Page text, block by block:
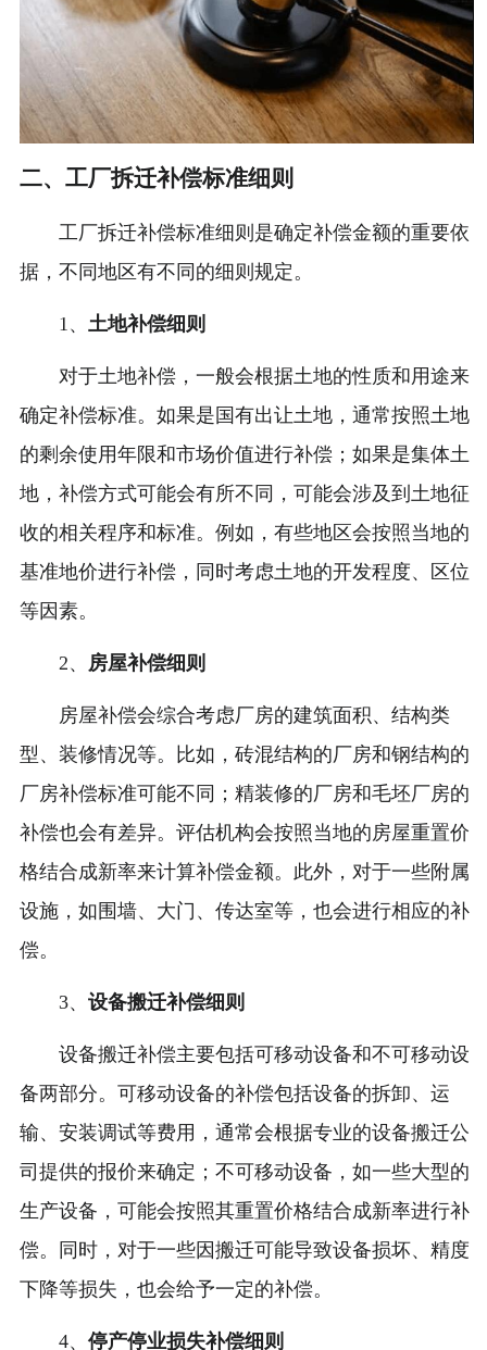
二、工厂拆迁补偿标准细则
工厂拆迁补偿标准细则是确定补偿金额的重要依
据，不同地区有不同的细则规定。
1、 土地补偿细则
对于土地补偿，一般会根据土地的性质和用途来
确定补偿标准。如果是国有出让土地，通常按照土地
的剩余使用年限和市场价值进行补偿；如果是集体土
地，补偿方式可能会有所不同，可能会涉及到土地征
收的相关程序和标准。例如，有些地区会按照当地的
基准地价进行补偿，同时考虑土地的开发程度、区位
等因素。
2、 房屋补偿细则
房屋补偿会综合考虑厂房的建筑面积、结构类
型、装修情况等。比如，砖混结构的厂房和钢结构的
厂房补偿标准可能不同；精装修的厂房和毛坯厂房的
补偿也会有差异。评估机构会按照当地的房屋重置价
格结合成新率来计算补偿金额。此外，对于一些附属
设施，如围墙、大门、传达室等，也会进行相应的补
偿。
3、 设备搬迁补偿细则
设备搬迁补偿主要包括可移动设备和不可移动设
备两部分。可移动设备的补偿包括设备的拆卸、运
输、安装调试等费用，通常会根据专业的设备搬迁公
司提供的报价来确定；不可移动设备，如一些大型的
生产设备，可能会按照其重置价格结合成新率进行补
偿。同时，对于一些因搬迁可能导致设备损坏、精度
下降等损失，也会给予一定的补偿。
4、 停产停业损失补偿细则